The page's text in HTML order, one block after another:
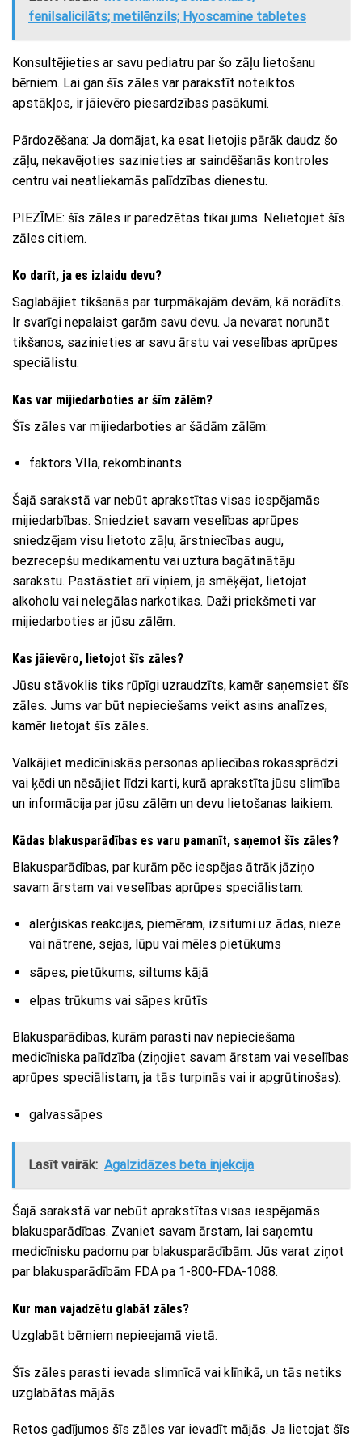
fenilsalicilāts; metilēnzils; Hyoscamine tabletes
Konsultējieties ar savu pediatru par šo zāļu lietošanu
bērniem. Lai gan šīs zāles var parakstīt noteiktos
apstākļos, ir jāievēro piesardzības pasākumi.
Pārdozēšana: Ja domājat, ka esat lietojis pārāk daudz šo
zāļu, nekavējoties sazinieties ar saindēšanās kontroles
centru vai neatliekamās palīdzības dienestu.
PIEZĪME: šīs zāles ir paredzētas tikai jums. Nelietojiet šīs
zāles citiem.
Ko darīt, ja es izlaidu devu?
Saglabājiet tikšanās par turpmākajām devām, kā norādīts.
Ir svarīgi nepalaist garām savu devu. Ja nevarat norunāt
tikšanos, sazinieties ar savu ārstu vai veselības aprūpes
speciālistu.
Kas var mijiedarboties ar šīm zālēm?
Šīs zāles var mijiedarboties ar šādām zālēm:
faktors VIIa, rekombinants
Šajā sarakstā var nebūt aprakstītas visas iespējamās
mijiedarbības. Sniedziet savam veselības aprūpes
sniedzējam visu lietoto zāļu, ārstniecības augu,
bezrecepšu medikamentu vai uztura bagātinātāju
sarakstu. Pastāstiet arī viņiem, ja smēķējat, lietojat
alkoholu vai nelegālas narkotikas. Daži priekšmeti var
mijiedarboties ar jūsu zālēm.
Kas jāievēro, lietojot šīs zāles?
Jūsu stāvoklis tiks rūpīgi uzraudzīts, kamēr saņemsiet šīs
zāles. Jums var būt nepieciešams veikt asins analīzes,
kamēr lietojat šīs zāles.
Valkājiet medicīniskās personas apliecības rokassprādzi
vai ķēdi un nēsājiet līdzi karti, kurā aprakstīta jūsu slimība
un informācija par jūsu zālēm un devu lietošanas laikiem.
Kādas blakusparādības es varu pamanīt, saņemot šīs zāles?
Blakusparādības, par kurām pēc iespējas ātrāk jāziņo
savam ārstam vai veselības aprūpes speciālistam:
alerģiskas reakcijas, piemēram, izsitumi uz ādas, nieze
vai nātrene, sejas, lūpu vai mēles pietūkums
sāpes, pietūkums, siltums kājā
elpas trūkums vai sāpes krūtīs
Blakusparādības, kurām parasti nav nepieciešama
medicīniska palīdzība (ziņojiet savam ārstam vai veselības
aprūpes speciālistam, ja tās turpinās vai ir apgrūtinošas):
galvassāpes
Lasīt vairāk: Agalzidāzes beta injekcija
Šajā sarakstā var nebūt aprakstītas visas iespējamās
blakusparādības. Zvaniet savam ārstam, lai saņemtu
medicīnisku padomu par blakusparādībām. Jūs varat ziņot
par blakusparādībām FDA pa 1-800-FDA-1088.
Kur man vajadzētu glabāt zāles?
Uzglabāt bērniem nepieejamā vietā.
Šīs zāles parasti ievada slimnīcā vai klīnikā, un tās netiks
uzglabātas mājās.
Retos gadījumos šīs zāles var ievadīt mājās. Ja lietojat šīs